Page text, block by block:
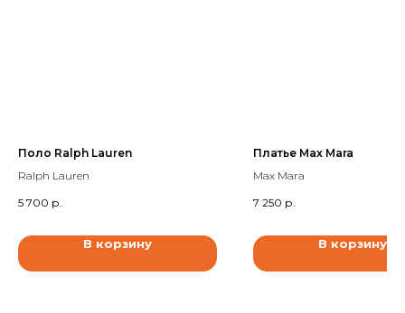
Поло Ralph Lauren
Ralph Lauren
5 700 р.
В корзину
Платье Max Mara
Max Mara
7 250 р.
В корзину